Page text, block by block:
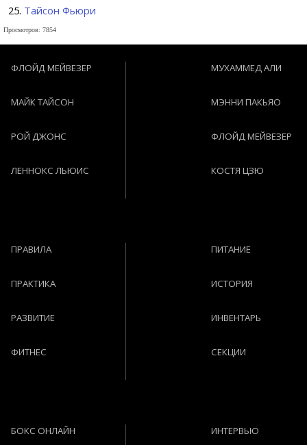
Тайсон Фьюри
Просмотров: 7854
ФЛОЙД МЕЙВЕЗЕР
МАЙК ТАЙСОН
РОЙ ДЖОНС
ЛЕННОКС ЛЬЮИС
МУХАММЕД АЛИ
МЭННИ ПАКЬЯО
ФЛОЙД МЕЙВЕЗЕР
КОСТЯ ЦЗЮ
ПРАВИЛА
ПРАКТИКА
РАЗВИТИЕ
ФИТНЕС
ПИТАНИЕ
ИСТОРИЯ
ИНВЕНТАРЬ
СЕКЦИИ
БОКС ОНЛАЙН ИНТЕРВЬЮ